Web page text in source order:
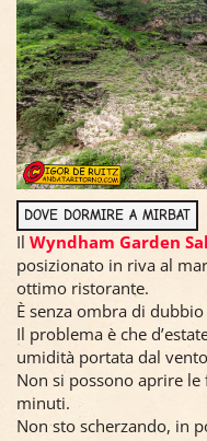
della penisola arabica.
regalando per qualche
sembra uscito da un
DOVE DORMIRE A MIRBAT